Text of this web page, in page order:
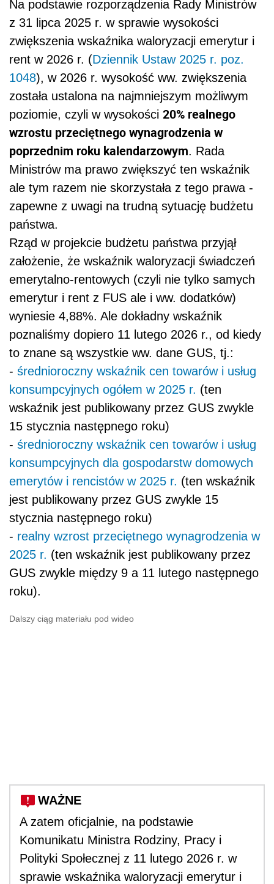
Na podstawie rozporządzenia Rady Ministrów
z 31 lipca 2025 r. w sprawie wysokości
zwiększenia wskaźnika waloryzacji emerytur i
rent w 2026 r. (Dziennik Ustaw 2025 r. poz.
1048), w 2026 r. wysokość ww. zwiększenia
została ustalona na najmniejszym możliwym
poziomie, czyli w wysokości 20% realnego
wzrostu przeciętnego wynagrodzenia w
poprzednim roku kalendarzowym. Rada
Ministrów ma prawo zwiększyć ten wskaźnik
ale tym razem nie skorzystała z tego prawa -
zapewne z uwagi na trudną sytuację budżetu
państwa.
Rząd w projekcie budżetu państwa przyjął
założenie, że wskaźnik waloryzacji świadczeń
emerytalno-rentowych (czyli nie tylko samych
emerytur i rent z FUS ale i ww. dodatków)
wyniesie 4,88%. Ale dokładny wskaźnik
poznaliśmy dopiero 11 lutego 2026 r., od kiedy
to znane są wszystkie ww. dane GUS, tj.:
- średnioroczny wskaźnik cen towarów i usług
konsumpcyjnych ogółem w 2025 r. (ten
wskaźnik jest publikowany przez GUS zwykle
15 stycznia następnego roku)
- średnioroczny wskaźnik cen towarów i usług
konsumpcyjnych dla gospodarstw domowych
emerytów i rencistów w 2025 r. (ten wskaźnik
jest publikowany przez GUS zwykle 15
stycznia następnego roku)
- realny wzrost przeciętnego wynagrodzenia w
2025 r. (ten wskaźnik jest publikowany przez
GUS zwykle między 9 a 11 lutego następnego
roku).
Dalszy ciąg materiału pod wideo
WAŻNE
A zatem oficjalnie, na podstawie
Komunikatu Ministra Rodziny, Pracy i
Polityki Społecznej z 11 lutego 2026 r. w
sprawie wskaźnika waloryzacji emerytur i